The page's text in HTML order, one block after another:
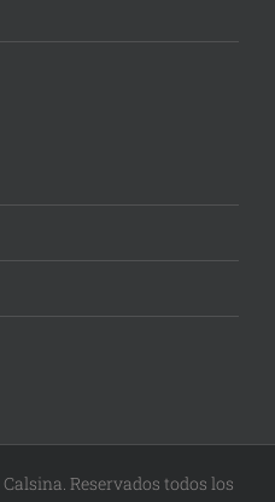
Reservados todos los